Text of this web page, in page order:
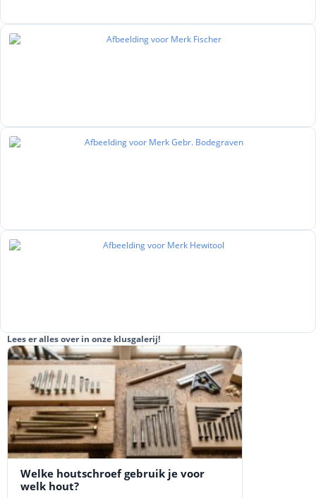
Lees er alles over in onze klusgalerij!
Welke houtschroef gebruik je voor
welk hout?